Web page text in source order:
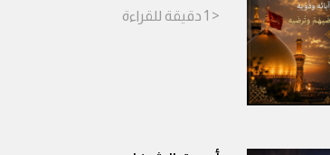
< 1 دقيقة للقراءة